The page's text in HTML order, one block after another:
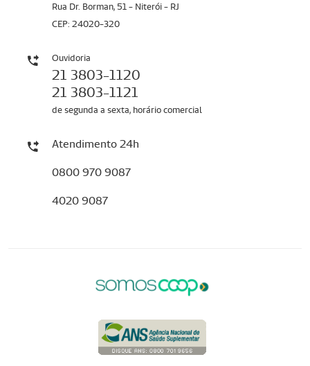
Rua Dr. Borman, 51 - Niterói - RJ
CEP: 24020-320
Ouvidoria
21 3803-1120
21 3803-1121
de segunda a sexta, horário comercial
Atendimento 24h
0800 970 9087
4020 9087